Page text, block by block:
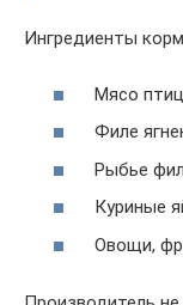
Ингредиенты
Мясо
Филе
Рыбье
Куриные
Овощи,